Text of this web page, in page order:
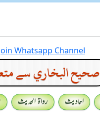
Whatsapp Channel
صحيح البخاري سے
احادیث رواۃ الحدیث